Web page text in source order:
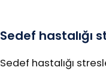
Sedef hastalığı
Sedef hastalığı